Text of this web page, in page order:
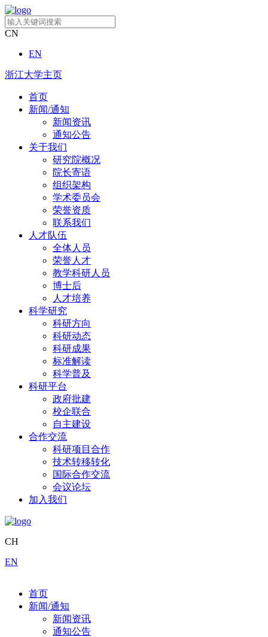
CN
EN
浙江大学主页
首页
新闻/通知
新闻资讯
通知公告
关于我们
研究院概况
院长寄语
组织架构
学术委员会
荣誉资质
联系我们
人才队伍
全体人员
荣誉人才
教学科研人员
博士后
人才培养
科学研究
科研方向
科研动态
科研成果
标准解读
科学普及
科研平台
政府批建
校企联合
自主建设
合作交流
科研项目合作
技术转移转化
国际合作交流
会议论坛
加入我们
CH
EN
首页
新闻/通知
新闻资讯
通知公告